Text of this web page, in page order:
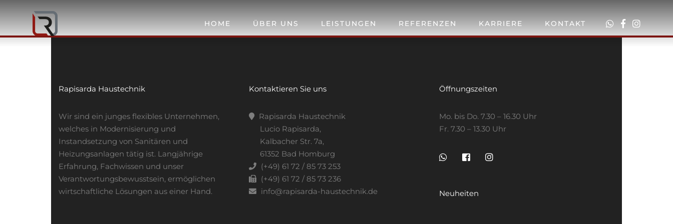
HOME ÜBER UNS LEISTUNGEN REFERENZEN KARRIERE KONTAKT
Rapisarda Haustechnik
Wir sind ein junges flexibles Unternehmen,
welches in Modernisierung und
Instandsetzung von Sanitären und
Heizungsanlagen tätig ist. Langjährige
Erfahrung, Fachwissen und unser
Verantwortungsbewusstsein, ermöglichen
wirtschaftliche Lösungen aus einer Hand.
Kontaktieren Sie uns
Rapisarda Haustechnik
Lucio Rapisarda,
Kalbacher Str. 7a,
61352 Bad Homburg
(+49) 61 72 / 85 73 253
(+49) 61 72 / 85 73 236
info@rapisarda-haustechnik.de
Öffnungszeiten
Mo. bis Do. 7.30 – 16.30 Uhr
Fr. 7.30 – 13.30 Uhr
Neuheiten